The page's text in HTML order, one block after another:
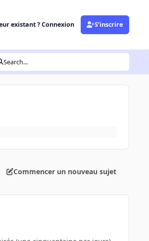
existant ? Connexion S’inscrire
Search...
Commencer un nouveau sujet